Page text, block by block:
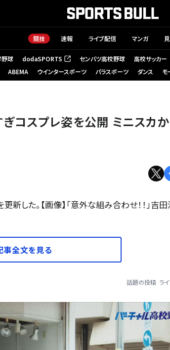
競技 速報 ライブ配信 マンガ
野球 dodaSPORTS
（新しいタブで開く） センバツ高校野球 高校サッカー
ABEMA ウインタースポーツ パラスポーツ ダンス モ
コスプレ姿を公開 ミニスカ
新した。【画像】「意外な組み合わせ！！」吉
事全文を見る
話題の投稿 ラ